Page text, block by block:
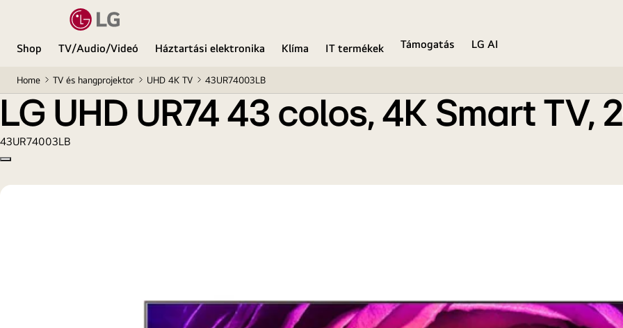
Shop TV/Audio/Videó Háztartási elektronika Klíma IT termékek Támogatás
LG AI
Home TV és hangprojektor UHD 4K TV 43UR74003LB
LG UHD UR74 43 colos, 4K Smart TV, 2023
LG UHD UR74 43 colos, 4K Smart TV,
43UR74003LB
Copy model name